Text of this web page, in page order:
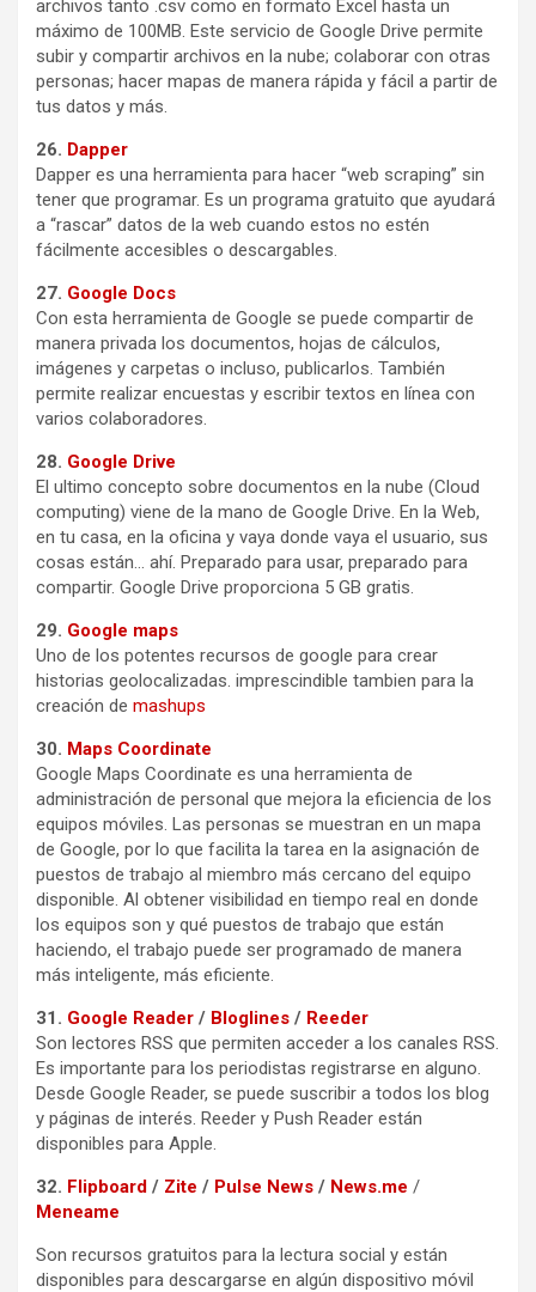
archivos tanto .csv como en formato Excel hasta un
máximo de 100MB. Este servicio de Google Drive permite
subir y compartir archivos en la nube; colaborar con otras
personas; hacer mapas de manera rápida y fácil a partir de
tus datos y más.
26. Dapper
Dapper es una herramienta para hacer “web scraping” sin
tener que programar. Es un programa gratuito que ayudará
a “rascar” datos de la web cuando estos no estén
fácilmente accesibles o descargables.
27. Google Docs
Con esta herramienta de Google se puede compartir de
manera privada los documentos, hojas de cálculos,
imágenes y carpetas o incluso, publicarlos. También
permite realizar encuestas y escribir textos en línea con
varios colaboradores.
28. Google Drive
El ultimo concepto sobre documentos en la nube (Cloud
computing) viene de la mano de Google Drive. En la Web,
en tu casa, en la oficina y vaya donde vaya el usuario, sus
cosas están… ahí. Preparado para usar, preparado para
compartir. Google Drive proporciona 5 GB gratis.
29. Google maps
Uno de los potentes recursos de google para crear
historias geolocalizadas. imprescindible tambien para la
creación de mashups
30. Maps Coordinate
Google Maps Coordinate es una herramienta de
administración de personal que mejora la eficiencia de los
equipos móviles. Las personas se muestran en un mapa
de Google, por lo que facilita la tarea en la asignación de
puestos de trabajo al miembro más cercano del equipo
disponible. Al obtener visibilidad en tiempo real en donde
los equipos son y qué puestos de trabajo que están
haciendo, el trabajo puede ser programado de manera
más inteligente, más eficiente.
31. Google Reader / Bloglines / Reeder
Son lectores RSS que permiten acceder a los canales RSS.
Es importante para los periodistas registrarse en alguno.
Desde Google Reader, se puede suscribir a todos los blog
y páginas de interés. Reeder y Push Reader están
disponibles para Apple.
32. Flipboard / Zite / Pulse News / News.me /
Meneame
Son recursos gratuitos para la lectura social y están
disponibles para descargarse en algún dispositivo móvil